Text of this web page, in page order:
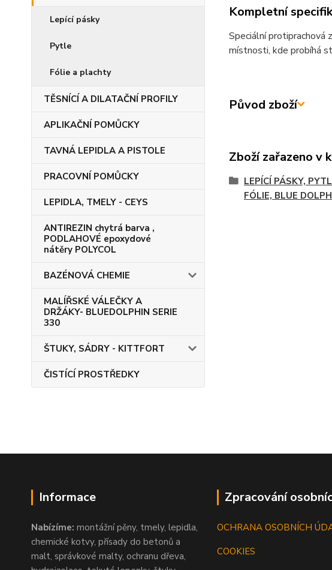
Lepící pásky
Pytle
Fólie a plachty
TĚSNÍCÍ A DILATAČNÍ PROFILY
APLIKAČNÍ POMŮCKY
TAVNÁ LEPIDLA A PISTOLE
PRACOVNÍ POMŮCKY
LEPIDLA, TMELY - CEYS
ANTIREZIN chytrá barva ,
PODLAHOVÉ epoxydové
nátěry POLYCOL
BAZÉNOVÁ CHEMIE
MALÍŘSKÉ VÁLEČKY A
DRŽÁKY- BLUEDOLPHIN SERIE
330
ŠTUKY, SÁDRY - KITTFORT
ČISTÍCÍ PROSTŘEDKY
Kompletní
Speciální protiprachová
místnosti, kde probíhá
Původ zboží
Zboží zařazeno v
LEPÍCÍ PÁSKY,
FÓLIE, BLUE
Informace
Nabízíme: montážní pěny, tmely, lepidla,
chemické kotvy, přísady do betonů a
malt, správkové malty, ochranu dřeva,
Zpracování
OCHRANA OSOBNÍCH
COOKIES